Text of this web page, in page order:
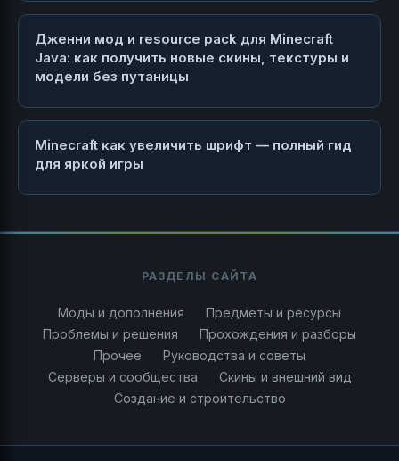
Дженни мод и resource pack для Minecraft
Java: как получить новые скины, текстуры и
модели без путаницы
Minecraft как увеличить шрифт — полный гид
для яркой игры
РАЗДЕЛЫ САЙТА
Моды и дополнения
Предметы и ресурсы
Проблемы и решения
Прохождения и разборы
Прочее
Руководства и советы
Серверы и сообщества
Скины и внешний вид
Создание и строительство